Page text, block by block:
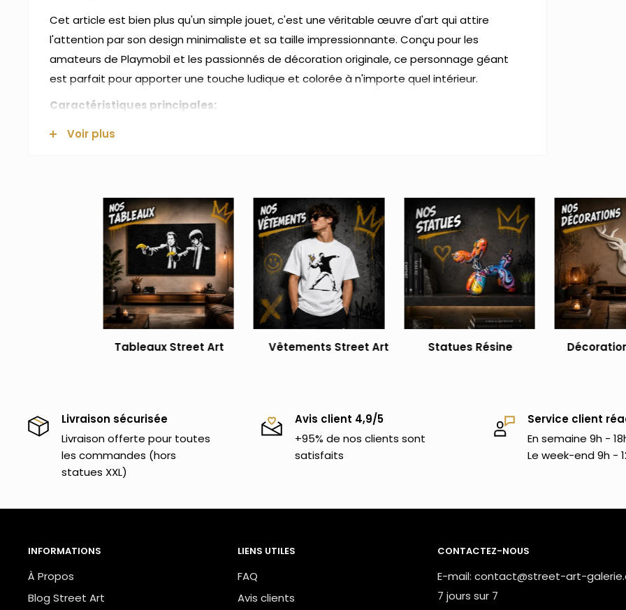
Cet article est bien plus qu'un simple jouet, c'est une véritable œuvre d'art qui attire
l'attention par son design minimaliste et sa taille impressionnante. Conçu pour les
amateurs de Playmobil et les passionnés de décoration originale, ce personnage géant
est parfait pour apporter une touche ludique et colorée à n'importe quel intérieur.
Caractéristiques principales:
Taille: 65cm (hauteur) x 40cm (largeur)
Détails soignés:Reproduit fidèlement les caractéristiques des Playmobil traditionnels à
plus grande échelle.
Convient aussi bien comme objet de collection que comme pièce décorative
ludique pour les chambres d'enfants ou les espaces de jeu.
Voir plus
Tableaux Street Art Vêtements Street Art Statues Résine
Livraison sécurisée
Livraison offerte pour toutes
les commandes (hors
statues XXL)
Avis client 4,9/5
+95% de nos clients sont
satisfaits
Service client
En semaine 9h -
Le week-end 9h -
INFORMATIONS
À Propos
Blog Street Art
LIENS UTILES
FAQ
Avis clients
CONTACTEZ-NOUS
E-mail: contact@street-art-
7 jours sur 7